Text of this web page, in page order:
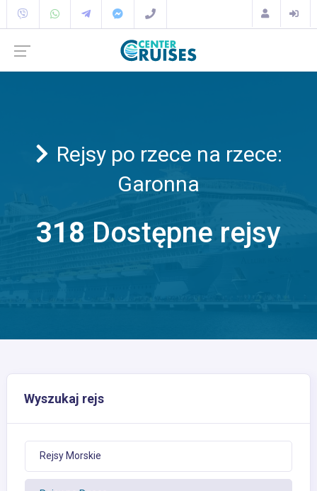
Rejsy po rzece na rzece:
Garonna
318 Dostępne rejsy
Wyszukaj rejs
Rejsy Morskie